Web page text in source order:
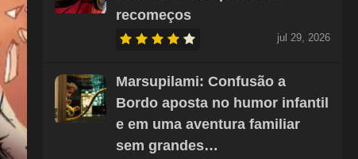
recomeços
jul 29, 2026
Marsupilami: Confusão a
Bordo aposta no humor infantil
e em uma aventura familiar
sem grandes…